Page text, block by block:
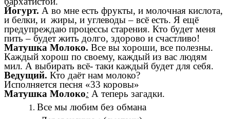
Йогурт. А во мне есть фрукты, и молочная кислота,
и белки, и жиры, и углеводы – всё есть. Я ещё
предупреждаю процессы старения. Кто будет меня
пить – будет жить долго, здорово и счастливо!
Матушка Молоко. Все вы хороши, все полезны.
Каждый хорош по своему, каждый из вас людям
мил. А выбирать всё- таки каждый будет для себя.
Ведущий. Кто даёт нам молоко?
Исполняется песня «33 коровы»
Матушка Молоко: А теперь загадки.
Все мы любим без обмана